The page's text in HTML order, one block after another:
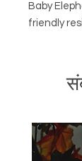
Baby
friendly